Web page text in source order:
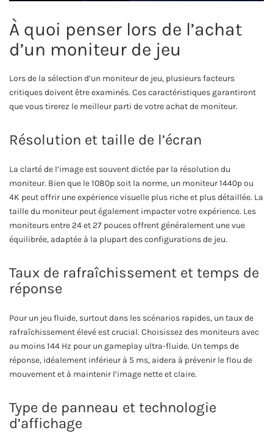
À quoi penser lors de l’achat
d’un moniteur de jeu
Lors de la sélection d’un moniteur de jeu, plusieurs facteurs
critiques doivent être examinés. Ces caractéristiques garantiront
que vous tirerez le meilleur parti de votre achat de moniteur.
Résolution et taille de l’écran
La clarté de l’image est souvent dictée par la résolution du
moniteur. Bien que le 1080p soit la norme, un moniteur 1440p ou
4K peut offrir une expérience visuelle plus riche et plus détaillée. La
taille du moniteur peut également impacter votre expérience. Les
moniteurs entre 24 et 27 pouces offrent généralement une vue
équilibrée, adaptée à la plupart des configurations de jeu.
Taux de rafraîchissement et temps de
réponse
Pour un jeu fluide, surtout dans les scénarios rapides, un taux de
rafraîchissement élevé est crucial. Choisissez des moniteurs avec
au moins 144 Hz pour un gameplay ultra-fluide. Un temps de
réponse, idéalement inférieur à 5 ms, aidera à prévenir le flou de
mouvement et à maintenir l’image nette et claire.
Type de panneau et technologie
d’affichage